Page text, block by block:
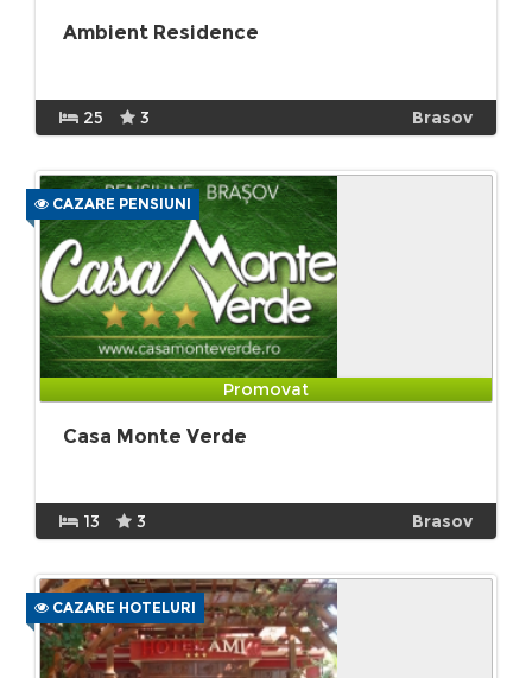
Ambient Residence
25 3 Brasov
CAZARE PENSIUNI
Promovat
Casa Monte Verde
13 3 Brasov
CAZARE HOTELURI